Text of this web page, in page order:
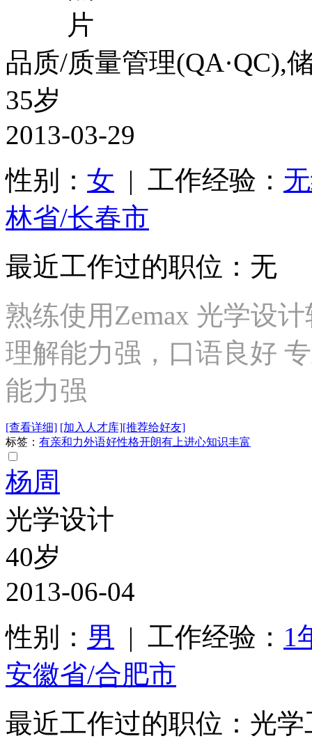
品质/质量管理(QA·QC),
35岁
2013-03-29
性别： 女 | 工作经验：
林省/长春市
最近工作过的职位：无
熟练使用Zemax 光学设
理解能力强，口语良好
能力强
[查看详细] [加入人才库][推荐给好友]
标签： 有亲和力外语好性格开朗有上进心知识丰富
杨周
光学设计
40岁
2013-06-04
性别： 男 | 工作经验： 1
安徽省/合肥市
最近工作过的职位：光学